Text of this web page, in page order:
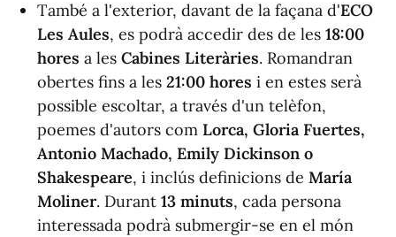
També a l'exterior, davant de la façana d'ECO
Les Aules, es podrà accedir des de les 18:00
hores a les Cabines Literàries. Romandran
obertes fins a les 21:00 hores i en estes serà
possible escoltar, a través d'un telèfon,
poemes d'autors com Lorca, Gloria Fuertes,
Antonio Machado, Emily Dickinson o
Shakespeare, i inclús definicions de María
Moliner. Durant 13 minuts, cada persona
interessada podrà submergir-se en el món